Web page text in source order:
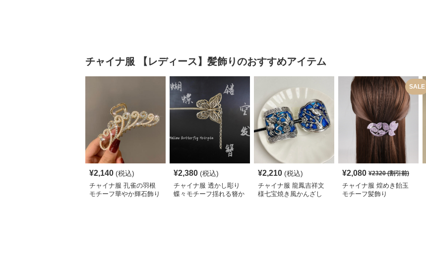
チャイナ服 【レディース】髪飾りのおすすめアイテム
¥2,140 (税込)
チャイナ服 孔雀の羽根
モチーフ華やか輝石飾り
¥2,380 (税込)
チャイナ服 透かし彫り
蝶々モチーフ揺れる簪か
¥2,210 (税込)
チャイナ服 龍鳳吉祥文
様七宝焼き風かんざし
SALE
¥2,080 ¥2320(割引前)
チャイナ服 煌めき飴玉
モチーフ髪飾り